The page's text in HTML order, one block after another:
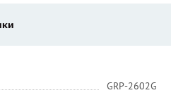
GRP-2602G